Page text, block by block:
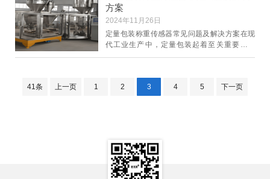
方案
2024年11月26日
定量包装称重传感器常见问题及解决方案在现
代工业生产中，定量包装起着至关重要的作
用。而称重传感器作为定量包装系统的核心部
41条 上一页 1 2 3 4 5 下一页